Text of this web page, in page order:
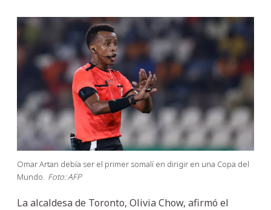
Omar Artan debía ser el primer somalí en dirigir en una Copa del
Mundo. Foto: AFP
La alcaldesa de Toronto, Olivia Chow, afirmó el